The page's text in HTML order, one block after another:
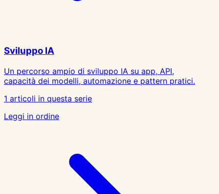
Sviluppo IA
Un percorso ampio di sviluppo IA su app, API,
capacità dei modelli, automazione e pattern pratici.
1 articoli in questa serie
Leggi in ordine